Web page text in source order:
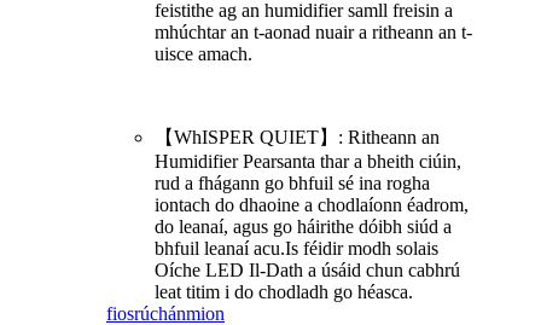
feistithe ag an humidifier samll freisin a
mhúchtar an t-aonad nuair a ritheann an t-
uisce amach.
【WhISPER QUIET】: Ritheann an
Humidifier Pearsanta thar a bheith ciúin,
rud a fhágann go bhfuil sé ina rogha
iontach do dhaoine a chodlaíonn éadrom,
do leanaí, agus go háirithe dóibh siúd a
bhfuil leanaí acu.Is féidir modh solais
Oíche LED Il-Dath a úsáid chun cabhrú
leat titim i do chodladh go héasca.
fiosrúchánmion